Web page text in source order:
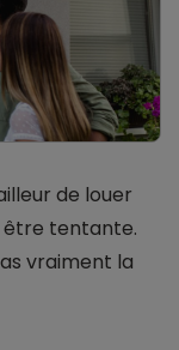
de louer
être tentante.
vraiment la